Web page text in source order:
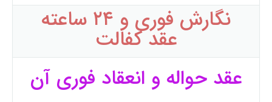
نگارش فوری و ۲۴ ساعته
عقد کفالت
عقد حواله و انعقاد فوری آن